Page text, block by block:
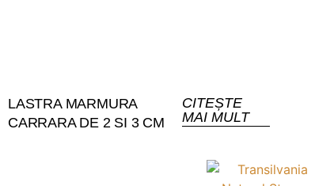
LASTRA MARMURA
CARRARA DE 2 SI 3 CM
CITEȘTE
MAI MULT